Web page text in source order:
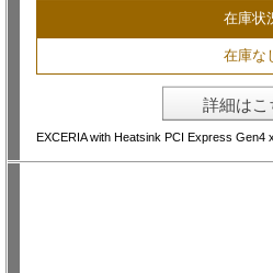
在庫状
在庫な
詳細はこ
EXCERIA with Heatsink PCI Express Gen4